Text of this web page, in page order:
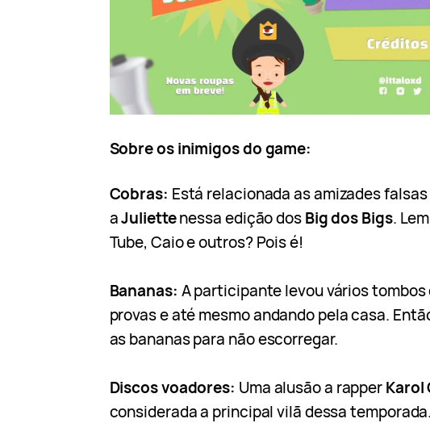
Sobre os inimigos do game:
Cobras: Está relacionada as amizades
aJuliettenessa edição dosBig dos Bigs.
Tube, Caio e outros? Pois é!
Bananas: A participante levou vários
provas e até mesmo andando pela casa.
as bananas para não escorregar.
Discos voadores: Uma alusão a rapperKarol
considerada a principal vilã dessa